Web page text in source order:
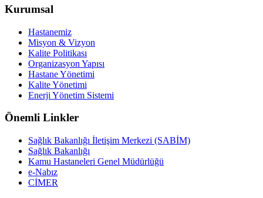
Kurumsal
Hastanemiz
Misyon & Vizyon
Kalite Politikası
Organizasyon Yapısı
Hastane Yönetimi
Kalite Yönetimi
Enerji Yönetim Sistemi
Önemli Linkler
Sağlık Bakanlığı İletişim Merkezi (SABİM)
Sağlık Bakanlığı
Kamu Hastaneleri Genel Müdürlüğü
e-Nabız
CİMER